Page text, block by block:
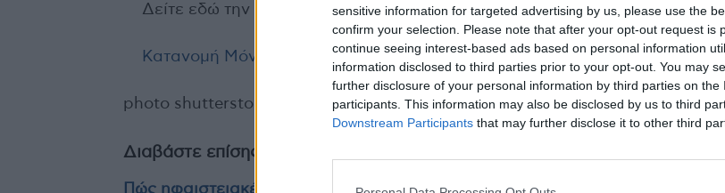
sensitive information for targeted advertising by us, please use the
confirm your selection. Please note that after your opt-out request is
continue seeing interest-based ads based on personal information
information disclosed to third parties prior to your opt-out. You may
further disclosure of your personal information by third parties on the
participants. This information may also be disclosed by us to third
Downstream Participants that may further disclose it to other third
Δείτε εδώ την κατανομή των μόνιμων θέσεων για το ΕΔΥΨΥ
Κατανομή Μόνιμων Θέσεων ΕΔΥΨΥ
photo shutterstock
Διαβάστε επίσης